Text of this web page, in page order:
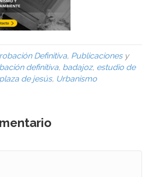
Definitiva, Publicacionesy
definitiva, badajoz, estudio de
plaza de jesús, Urbanismo